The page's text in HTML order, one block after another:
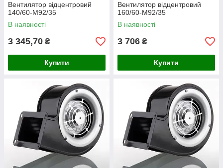
Вентилятор відцентровий
140/60-M92/35
В наявності
3 345,70 ₴
Купити
Вентилятор відцентровий
160/60-M92/35
В наявності
3 706 ₴
Купити